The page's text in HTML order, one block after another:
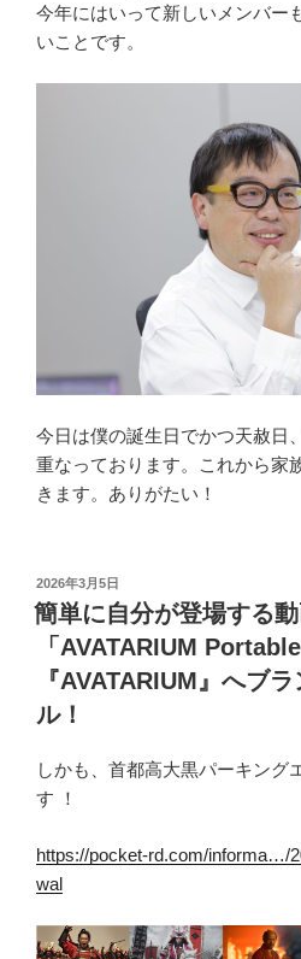
今年にはいって新しいメンバー
いことです。
今日は僕の誕生日でかつ天赦日
重なっております。これから家
きます。ありがたい！
投
稿
日:
2026年3月5日
簡単に自分が登場する動
「AVATARIUM
『AVATARIUM』へブ
ル！
しかも、首都高大黒パーキング
す ！
https://pocket-rd.com/informa…/
wal